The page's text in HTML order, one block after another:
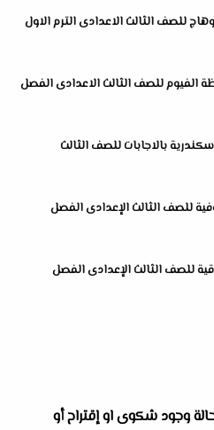
للصف الثالث الاعدادى الترم الاول
الفيوم للصف الثالث الاعدادى الفصل
بالاجابات للصف الثالث
للصف الثالث الإعدادى الفصل
للصف الثالث الإعدادى الفصل
وجود شكوى او إقتراح أو